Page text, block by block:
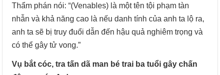
Thẩm phán nói: “(Venables) là một tên tội phạm tàn
nhẫn và khả năng cao là nếu danh tính của anh ta lộ ra,
anh ta sẽ bị truy đuổi dẫn đến hậu quả nghiêm trọng và
có thể gây tử vong.”
Vụ bắt cóc, tra tấn dã man bé trai ba tuổi gây chấn